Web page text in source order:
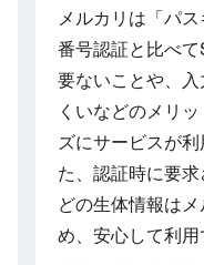
メルカリは「パ
番号認証と比べ
要ないことや、
くいなどのメリ
ズにサービスが
た、認証時に要
どの生体情報は
め、安心して利用